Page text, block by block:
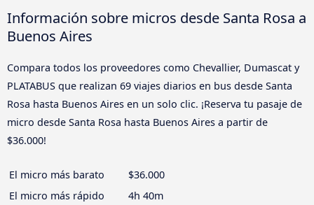
Información sobre micros desde Santa Rosa a
Buenos Aires
Compara todos los proveedores como Chevallier, Dumascat y
PLATABUS que realizan 69 viajes diarios en bus desde Santa
Rosa hasta Buenos Aires en un solo clic. ¡Reserva tu pasaje de
micro desde Santa Rosa hasta Buenos Aires a partir de
$36.000!
El micro más barato
$36.000
El micro más rápido
4h 40m